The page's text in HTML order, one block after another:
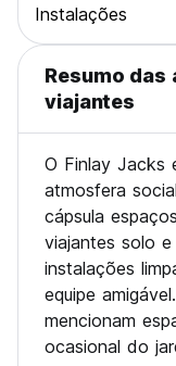
Instalações
Resumo das
viajantes
O Finlay Jacks
atmosfera
cápsula
viajantes solo
instalações
equipe
mencionam
ocasional do